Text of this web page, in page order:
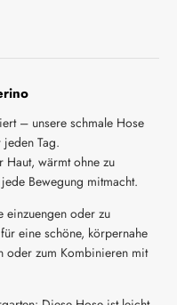
– unsere schmale Hose
Tag.
Haut, wärmt ohne zu
Bewegung mitmacht.
einzuengen oder zu
eine schöne, körpernahe
oder zum Kombinieren mit